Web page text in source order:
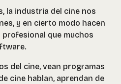
la industria del cine nos
y en cierto modo hacen
que muchos
del cine, vean programas
cine hablan, aprendan de